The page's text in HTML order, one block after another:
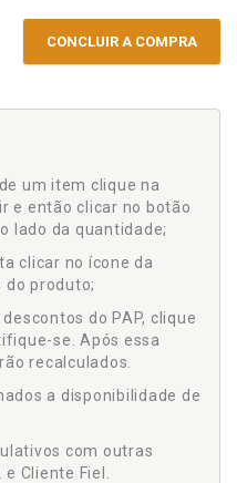
CONCLUIR A COMPRA
um item clique na
e então clicar no botão
lado da quantidade;
clicar no ícone da
do produto;
do PAP, clique
se. Após essa
recalculados.
a disponibilidade de
com outras
Cliente Fiel.